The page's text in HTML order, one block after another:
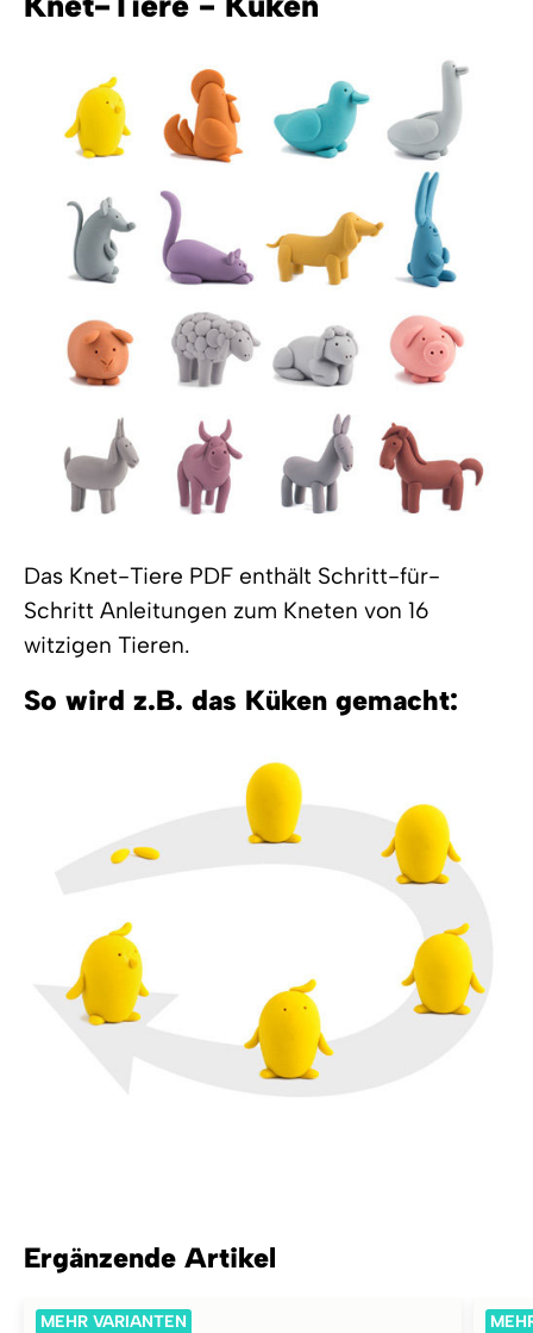
Das Knet-Tiere PDF enthält Schritt-für-
Schritt Anleitungen zum Kneten von 16
witzigen Tieren.
So wird z.B. das Küken gemacht:
Ergänzende Artikel
MEHR VARIANTEN